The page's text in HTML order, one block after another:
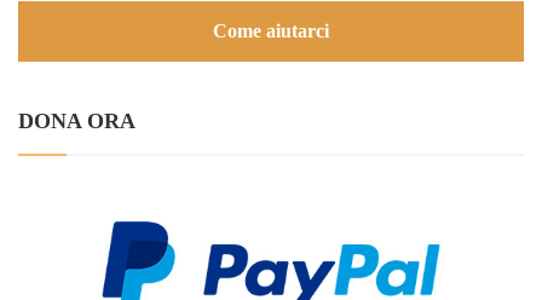
Come aiutarci
DONA ORA